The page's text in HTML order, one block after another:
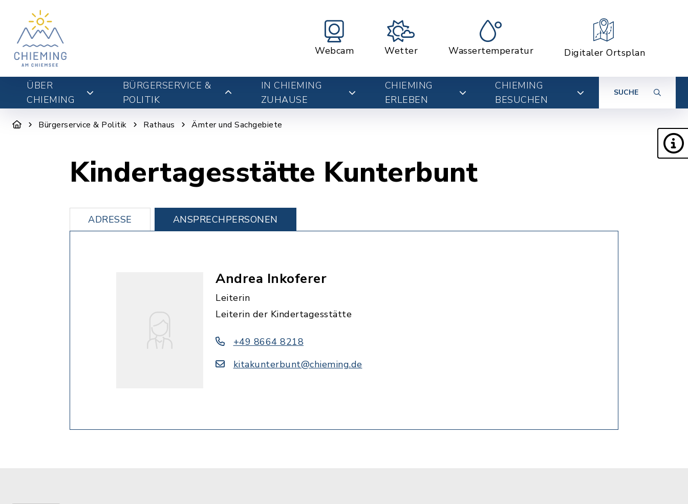
Webcam Wetter Wassertemperatur Digitaler Ortsplan
ÜBER
CHIEMING
BÜRGERSERVICE &
POLITIK
IN CHIEMING
ZUHAUSE
CHIEMING
ERLEBEN
CHIEMING
BESUCHEN
SUCHE
Bürgerservice & Politik Rathaus Ämter und Sachgebiete
Kindertagesstätte Kunterbunt
ADRESSE ANSPRECHPERSONEN
Andrea Inkoferer
Leiterin
Leiterin der Kindertagesstätte
+49 8664 8218
kitakunterbunt@chieming.de